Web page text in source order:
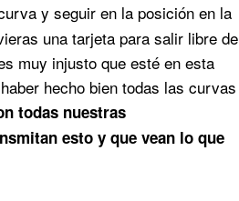
y seguir en la posición en la
una tarjeta para salir libre de
muy injusto que esté en esta
hecho bien todas las curvas
todas nuestras
esto y que vean lo que